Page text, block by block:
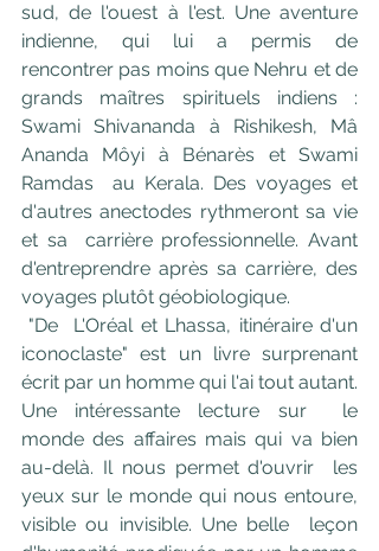
sud, de l'ouest à l'est. Une aventure
indienne, qui lui a permis de
rencontrer pas moins que Nehru et de
grands maîtres spirituels indiens :
Swami Shivananda à Rishikesh, Mâ
Ananda Môyi à Bénarès et Swami
Ramdas  au Kerala. Des voyages et
d'autres anectodes rythmeront sa vie
et sa  carrière professionnelle. Avant
d'entreprendre après sa carrière, des
voyages plutôt géobiologique.
"De  L'Oréal et Lhassa, itinéraire d'un
iconoclaste" est un livre surprenant
écrit par un homme qui l'ai tout autant.
Une intéressante lecture sur  le
monde des affaires mais qui va bien
au-delà. Il nous permet d'ouvrir  les
yeux sur le monde qui nous entoure,
visible ou invisible. Une belle  leçon